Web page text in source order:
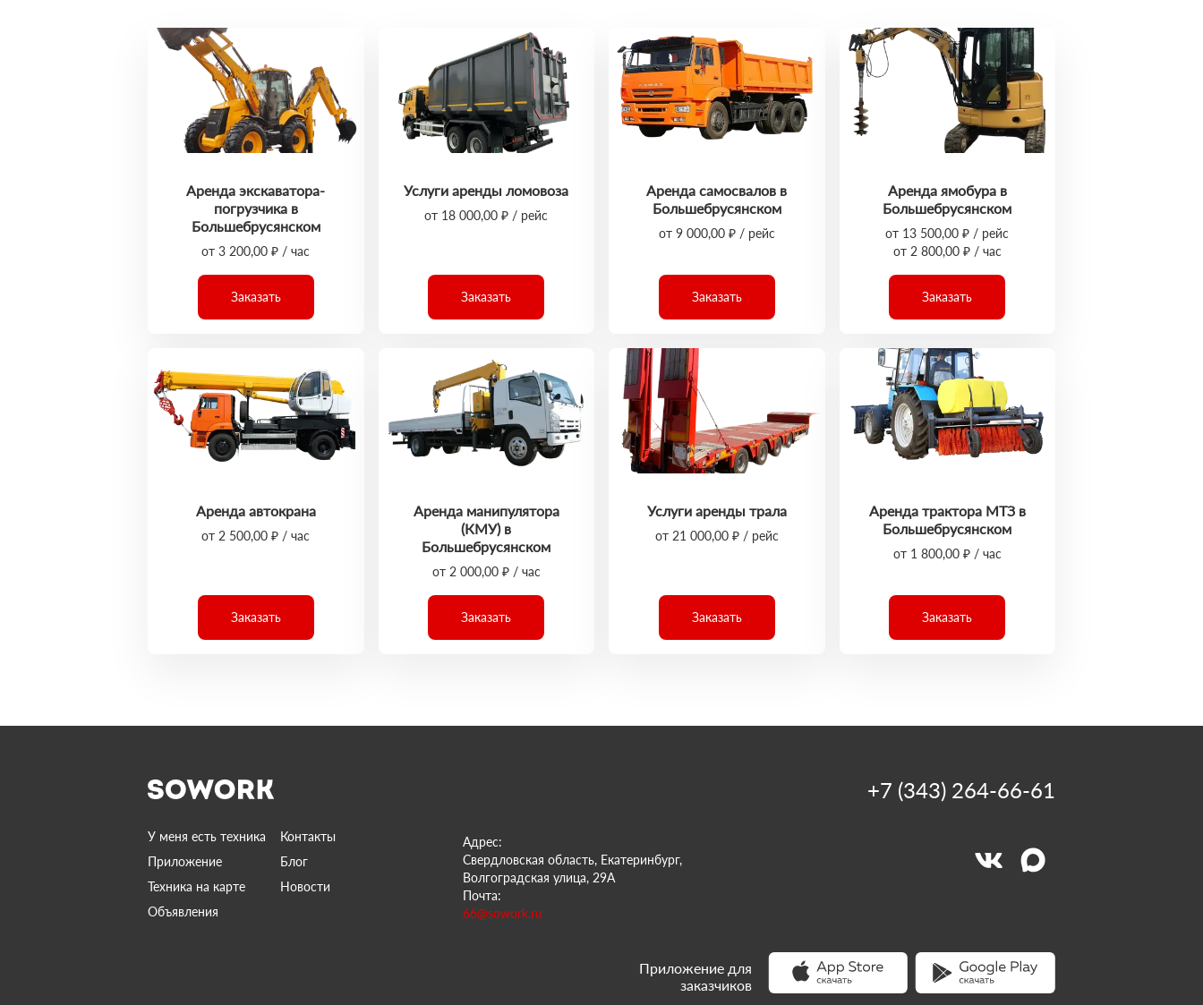
Аренда экскаватора-
погрузчика в
Большебрусянском
от 3 200,00 ₽ / час
Заказать
Услуги аренды ломовоза
от 18 000,00 ₽ / рейс
Заказать
Аренда самосвалов в
Большебрусянском
от 9 000,00 ₽ / рейс
Заказать
Аренда ямобура в
Большебрусянском
от 13 500,00 ₽ / рейс
от 2 800,00 ₽ / час
Заказать
Аренда автокрана
от 2 500,00 ₽ / час
Заказать
Аренда манипулятора
(КМУ) в
Большебрусянском
от 2 000,00 ₽ / час
Заказать
Услуги аренды трала
от 21 000,00 ₽ / рейс
Заказать
Аренда трактора МТЗ в
Большебрусянском
от 1 800,00 ₽ / час
Заказать
У меня есть техника
Контакты
Приложение
Блог
Техника на карте
Новости
Объявления
Адрес:
Свердловская область, Екатеринбург,
Волгоградская улица, 29А
Почта:
66@sowork.ru
+7 (343) 264-66-61
Приложение для
заказчиков